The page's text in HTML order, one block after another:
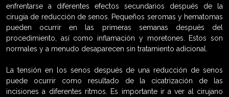
enfrentarse a diferentes efectos secundarios después de la
cirugía de reducción de senos. Pequeños seromas y hematomas
pueden ocurrir en las primeras semanas después del
procedimiento, así como inflamación y moretones. Estos son
normales y a menudo desaparecen sin tratamiento adicional.
La tensión en los senos después de una reducción de senos
puede ocurrir como resultado de la cicatrización de las
incisiones a diferentes ritmos. Es importante ir a ver al cirujano